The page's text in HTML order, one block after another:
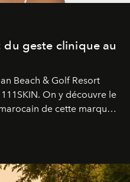
du geste clinique au
Beach & Golf Resort
On y découvre le
de cette marque
de chirurgie plastique
autour d'un actif breveté,